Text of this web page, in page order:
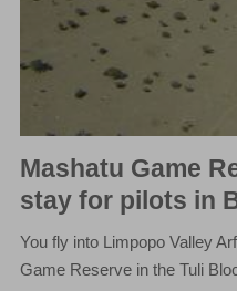
Mashatu Game
stay for pilots in
You fly into Limpopo Valley
Game Reserve in the Tuli